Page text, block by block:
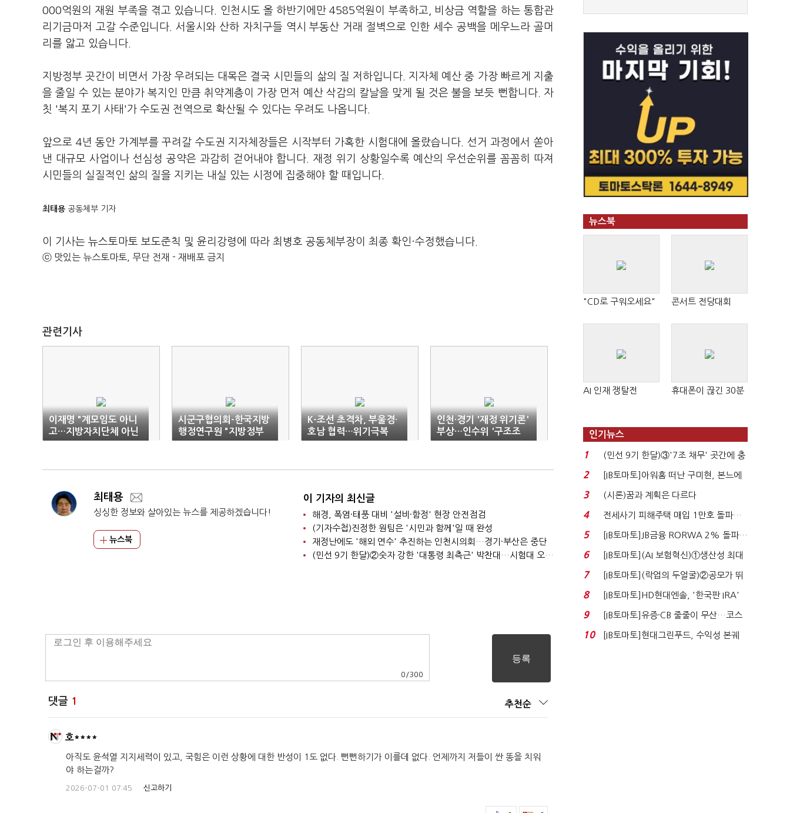
000억원의 재원 부족을 겪고 있습니다. 인천시도 올 하반기에만 4585억원이 부족하고, 비상금 역할을 하는 통합관
리기금마저 고갈 수준입니다. 서울시와 산하 자치구들 역시 부동산 거래 절벽으로 인한 세수 공백을 메우느라 골머
리를 앓고 있습니다.
지방정부 곳간이 비면서 가장 우려되는 대목은 결국 시민들의 삶의 질 저하입니다. 지자체 예산 중 가장 빠르게 지출
을 줄일 수 있는 분야가 복지인 만큼 취약계층이 가장 먼저 예산 삭감의 칼날을 맞게 될 것은 불을 보듯 뻔합니다. 자
칫 '복지 포기 사태'가 수도권 전역으로 확산될 수 있다는 우려도 나옵니다.
앞으로 4년 동안 가계부를 꾸려갈 수도권 지자체장들은 시작부터 가혹한 시험대에 올랐습니다. 선거 과정에서 쏟아
낸 대규모 사업이나 선심성 공약은 과감히 걷어내야 합니다. 재정 위기 상황일수록 예산의 우선순위를 꼼꼼히 따져
시민들의 실질적인 삶의 질을 지키는 내실 있는 시정에 집중해야 할 때입니다.
최태용 공동체부 기자
이 기사는 뉴스토마토 보도준칙 및 윤리강령에 따라 최병호 공동체부장이 최종 확인·수정했습니다.
ⓒ 맛있는 뉴스토마토, 무단 전재 - 재배포 금지
관련기사
이재명 "계모임도 아니
고…지방자치단체 아닌
'지방정부'"
시군구협의회-한국지방
행정연구원 "지방정부
역량 높인다"
K-조선 초격차, 부울경·
호남 협력…위기극복
'핫라인' 구축
인천·경기 '재정 위기론'
부상…인수위 '구조조
정’ 예고
최태용
싱싱한 정보와 살아있는 뉴스를 제공하겠습니다!
뉴스북
이 기자의 최신글
해경, 폭염·태풍 대비 '설비·함정' 현장 안전점검
(기자수첩)진정한 원팀은 '시민과 함께'일 때 완성
재정난에도 '해외 연수' 추진하는 인천시의회…경기·부산은 중단
(민선 9기 한달)②숫자 강한 '대통령 최측근' 박찬대…시험대 오른 인천행정
0 /300
댓글 1 추천순
호****
아직도 윤석열 지지세력이 있고, 국힘은 이런 상황에 대한 반성이 1도 없다. 뻔뻔하기가 이를데 없다. 언제까지 저들이 싼 똥을 치워
야 하는걸까?
2026-07-01 07:45 신고하기
뉴스북
"CD로 구워오세요" 콘서트 전당대회
AI 인재 쟁탈전 휴대폰이 끊긴 30분
인기뉴스
1
(민선 9기 한달)③'7조 채무' 곳간에 충
격…추미애, 20년...
2
[IB토마토]아워홈 떠난 구미현, 본느에
340억 베팅…가...
3 (시론)꿈과 계획은 다르다
4
전세사기 피해주택 매입 1만호 돌파…
누적 피해자 4만2...
5
[IB토마토]JB금융 RORWA 2% 돌파…
실적 견인은 은행 ...
6
[IB토마토](AI 보험혁신)①생산성 최대
80% 개선…현실...
7
[IB토마토](락업의 두얼굴)②공모가 뛰
자 첫날 매도…FI ...
8
[IB토마토]HD현대엔솔, '한국판 IRA'
수혜 부상…세액공...
9
[IB토마토]유증·CB 줄줄이 무산…코스
닥 벌점 급증에 ...
10
[IB토마토]현대그린푸드, 수익성 본궤